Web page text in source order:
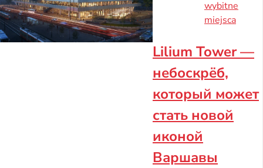
wybitne
miejsca
Lilium Tower —
небоскрёб,
который может
стать новой
иконой
Варшавы